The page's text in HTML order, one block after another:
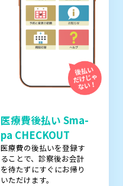
医療費後払い Sma-
pa CHECKOUT
医療費の後払いを登録す
ることで、診察後お会計
を待たずにすぐにお帰り
いただけます。